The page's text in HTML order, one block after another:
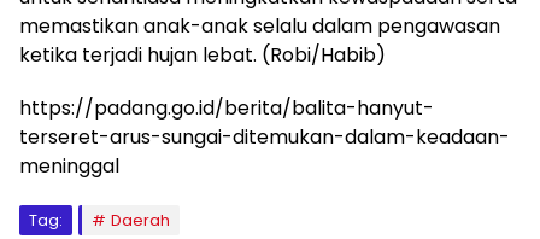
memastikan anak-anak selalu dalam pengawasan
ketika terjadi hujan lebat. (Robi/Habib)
https://padang.go.id/berita/balita-hanyut-
terseret-arus-sungai-ditemukan-dalam-keadaan-
meninggal
Tag:
Daerah